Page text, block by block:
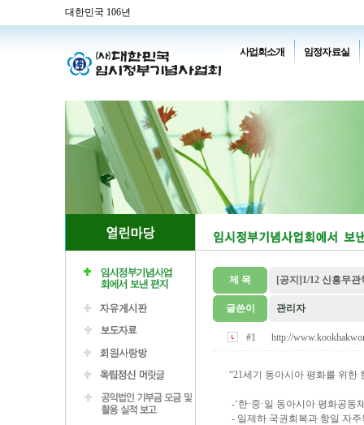
대한민국 106년
사업회소개 임정자료실
제 목 [공지]1/12 신흥무
글쓴이 관리자
#1 http://
“21세기 동아시아 평화를 위한
-‘한·중·일 동아시아 평화공동
- 일제하 국권회복과 항일 자